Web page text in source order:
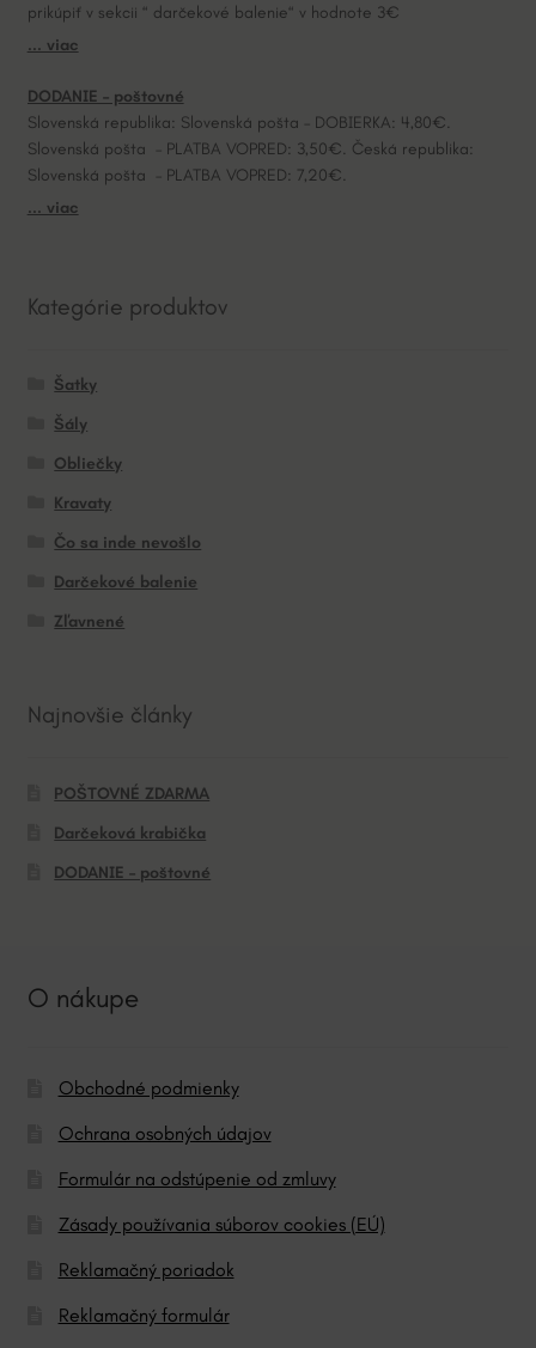
prikúpiť v sekcii “ darčekové balenie“ v hodnote 3€
... viac
DODANIE – poštovné
Slovenská republika: Slovenská pošta – DOBIERKA: 4,80€.
Slovenská pošta – PLATBA VOPRED: 3,50€. Česká republika:
Slovenská pošta – PLATBA VOPRED: 7,20€.
... viac
Kategórie produktov
Šatky
Šály
Obliečky
Kravaty
Čo sa inde nevošlo
Darčekové balenie
Zľavnené
Najnovšie články
POŠTOVNÉ ZDARMA
Darčeková krabička
DODANIE – poštovné
O nákupe
Obchodné podmienky
Ochrana osobných údajov
Formulár na odstúpenie od zmluvy
Zásady používania súborov cookies (EÚ)
Reklamačný poriadok
Reklamačný formulár